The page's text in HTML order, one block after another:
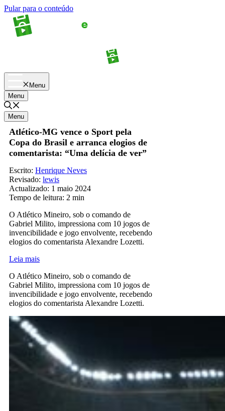
Pular para o conteúdo
Menu
Menu
Menu
Atlético-MG vence o Sport pela
Copa do Brasil e arranca elogios de
comentarista: “Uma delícia de ver”
Escrito: Henrique Neves
Revisado: lewis
Actualizado: 1 maio 2024
Tempo de leitura: 2 min
O Atlético Mineiro, sob o comando de
Gabriel Milito, impressiona com 10 jogos de
invencibilidade e jogo envolvente, recebendo
elogios do comentarista Alexandre Lozetti.
Leia mais
O Atlético Mineiro, sob o comando de
Gabriel Milito, impressiona com 10 jogos de
invencibilidade e jogo envolvente, recebendo
elogios do comentarista Alexandre Lozetti.